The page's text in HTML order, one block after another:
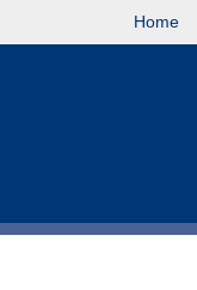
Home